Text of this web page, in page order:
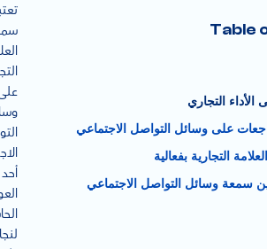
Table
التجارية بفعالية
سمعة وسائل التواصل الاجتماعي
أحد